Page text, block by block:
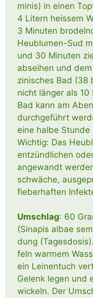
mi­nis) in einen
4 Litern heis­sem
3 Minu­ten
Heu­­blu­­men-Sud
und 30 Minu­ten
absei­hen und
zi­ni­sches Bad (38
nicht län­ger als 10
Bad kann am
durch­ge­führt
eine hal­be Stun­de
Wich­tig: Das
ent­zünd­li­chen
ange­wandt
schwä­che,
fie­ber­haf­ten
Umschlag: 60
(Sina­pis albae
dung
feln war­mem
ein Lei­nen­tuch
Gelenk legen und
wickeln. Der